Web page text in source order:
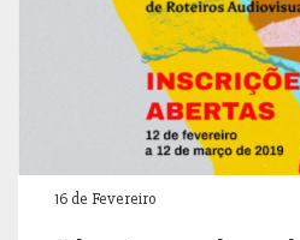
16 de Fevereiro